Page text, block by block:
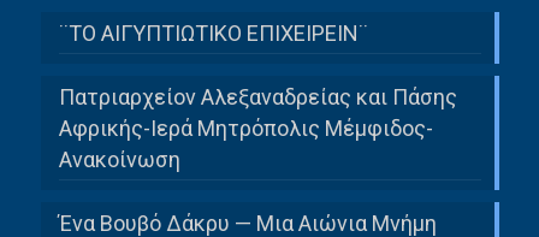
¨ΤΟ ΑΙΓΥΠΤΙΩΤΙΚΟ ΕΠΙΧΕΙΡΕΙΝ¨
Πατριαρχείον Αλεξαναδρείας και Πάσης
Αφρικής-Ιερά Μητρόπολις Μέμφιδος-
Ανακοίνωση
Ένα Βουβό Δάκρυ — Μια Αιώνια Μνήμη